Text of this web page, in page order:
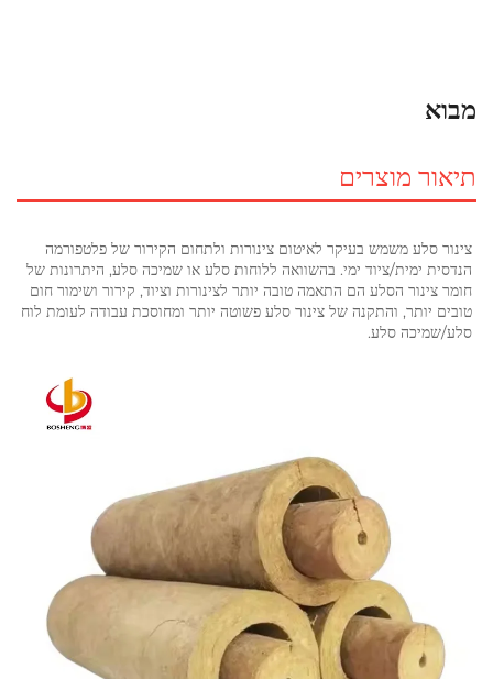
מבוא
תיאור מוצרים
סלע/שמיכה סלע.